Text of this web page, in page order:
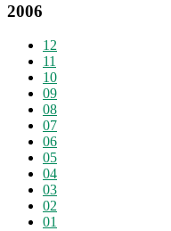
2006
12
11
10
09
08
07
06
05
04
03
02
01